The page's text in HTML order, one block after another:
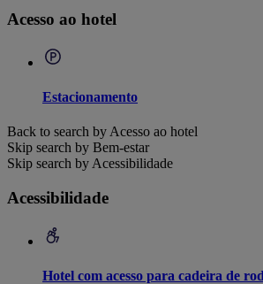
Acesso ao hotel
Estacionamento
Back to search by Acesso ao hotel
Skip search by Bem-estar
Skip search by Acessibilidade
Acessibilidade
Hotel com acesso para cadeira de